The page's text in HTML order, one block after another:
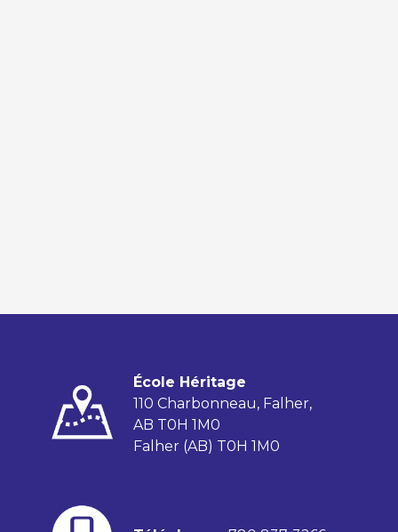
École Héritage
110 Charbonneau, Falher,
AB T0H 1M0
Falher (AB) T0H 1M0